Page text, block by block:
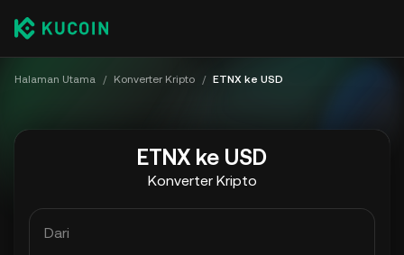
Halaman Utama / Konverter Kripto / ETNX ke USD
ETNX ke USD
Konverter Kripto
Dari